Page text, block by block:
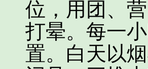
位，用团、
打晕。每一
置。白天以